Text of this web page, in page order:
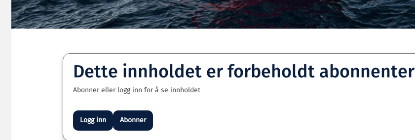
Dette innholdet er forbeholdt abonnenter
Abonner eller logg inn for å se innholdet
Logg inn Abonner